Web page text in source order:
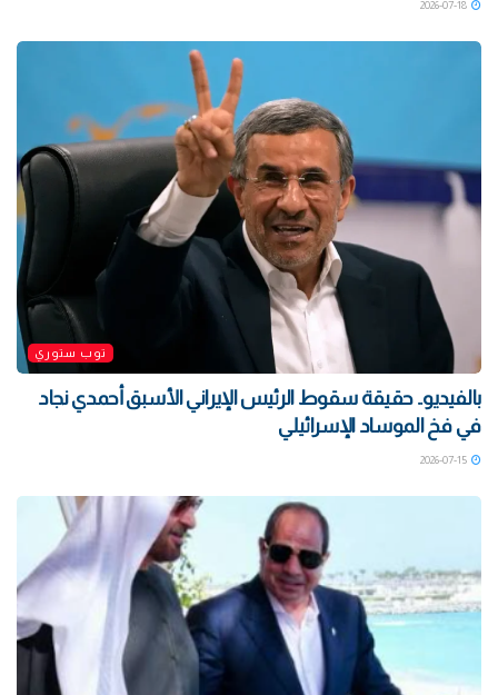
توب ستوري
بالفيديو.. حقيقة سقوط الرئيس الإيراني الأسبق أحمدي نجاد
في فخ الموساد الإسرائيلي